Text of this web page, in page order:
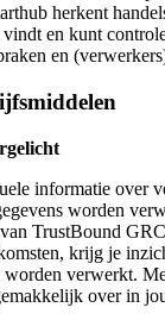
herkent
en kunt
en
informatie over
worden
TrustBound
krijg je
worden verwerkt.
over in